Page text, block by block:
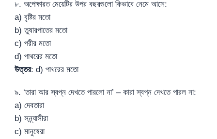
৮. অপেক্ষারত মেয়েটির উপর বছরগুলো কিভাবে নেমে আসে:
a) বৃষ্টির মতো
b) তুষারপাতের মতো
c) পরীর মতো
d) পাথরের মতো
উত্তর: d) পাথরের মতো
৯. ‘তারা আর স্বপ্ন দেখতে পারলো না’ – কারা স্বপ্ন দেখতে পারল না:
a) দেবতারা
b) সন্ন্যাসীরা
c) মানুষেরা